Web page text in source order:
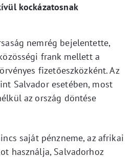
kockázatosnak
nemrég bejelentette,
frank mellett a
fizetőeszközként. Az
Salvador esetében, most
az ország döntése
saját pénzneme, az afrikai
használja, Salvadorhoz